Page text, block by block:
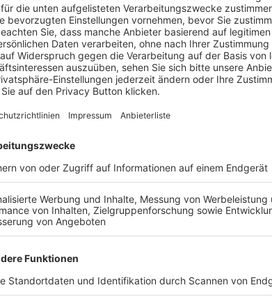
DaTSV Heiligkreuz IIinsgesamt auch nur einen
Nach dem vierten Spiel in Folge ohne Dreier
zu Hause gegen